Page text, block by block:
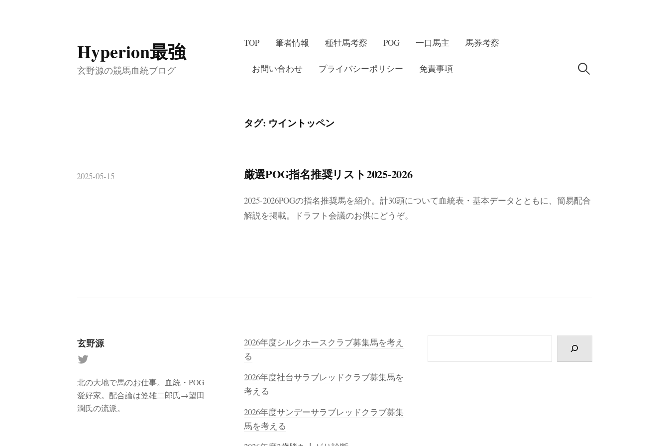
ン
テ
プ
Hyperion最強
玄野源の競馬血統ブログ
TOP 筆者情報 種牡馬考察 POG 一口馬主 馬券考察
お問い合わせ プライバシーポリシー 免責事項 検
タグ: ウイントッペン
2025-05-15 厳選POG指名推奨リスト2025-2026
2025-2026POGの指名推奨馬を紹介。計30頭について血統表・基本データとともに、簡易配合
解説を掲載。ドラフト会議のお供にどうぞ。
玄野源
北の大地で馬のお仕事。血統・POG
愛好家。配合論は笠雄二郎氏→望田
潤氏の流派。
2026年度シルクホースクラブ募集馬を考え
る
2026年度社台サラブレッドクラブ募集馬を
考える
2026年度サンデーサラブレッドクラブ募集
馬を考える